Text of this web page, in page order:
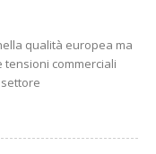
qualità europea ma
tensioni commerciali